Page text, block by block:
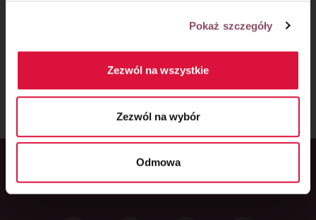
Pokaż szczegóły
Zezwól na wszystkie
Zezwól na wybór
Odmowa